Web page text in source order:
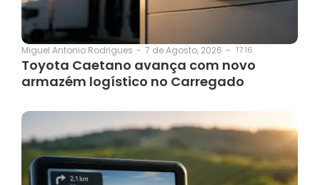
Miguel Antonio Rodrigues - 7 de Agosto, 2026 - 17:16
Toyota Caetano avança com novo
armazém logístico no Carregado